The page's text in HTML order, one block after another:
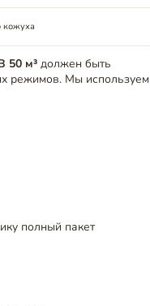
кожуха
50 м³ должен быть
режимов. Мы используем
полный пакет